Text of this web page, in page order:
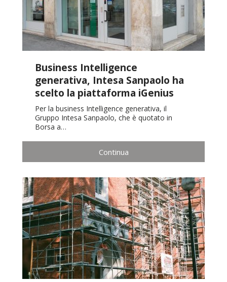
Business Intelligence
generativa, Intesa Sanpaolo ha
scelto la piattaforma iGenius
Per la business Intelligence generativa, il
Gruppo Intesa Sanpaolo, che è quotato in
Borsa a…
Continua